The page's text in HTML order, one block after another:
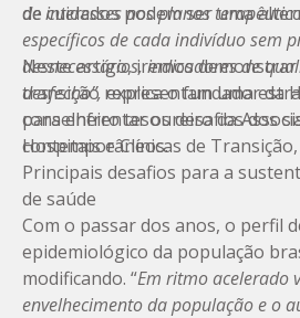
de cuidadospodem ser uma
de interesses nos planos
específicos de cada indivíduo sem
desnecessários, indicadores de
desfecho”,explica o fundador da
conselheiro tesoureiro da
Hospitais e Clínicas de
Neste artigo, iremos demonstrar
transição representam uma
para enfrentar os desafios dos
contemporâneos.
Principais desafios para a
de saúde
Com o passar dos anos, o perfil
epidemiológico da população
modificando. “Em ritmo acelerado
envelhecimento da população e o